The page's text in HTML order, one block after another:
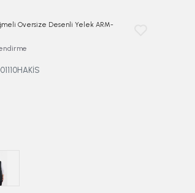
Oversize Desenli Yelek ARM-